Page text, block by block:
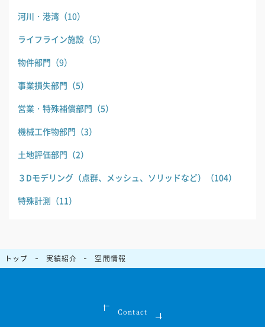
河川・港湾 （10）
ライフライン施設 （5）
物件部門 （9）
事業損失部門 （5）
営業・特殊補償部門 （5）
機械工作物部門 （3）
土地評価部門 （2）
３Dモデリング（点群、メッシュ、ソリッドなど）
（104）
特殊計測 （11）
トップ 実績紹介 空間情報
Contact